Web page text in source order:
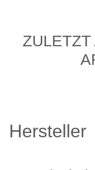
Hersteller